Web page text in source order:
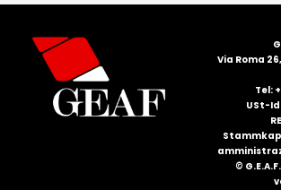
Via Roma
Tel:
USt-
©